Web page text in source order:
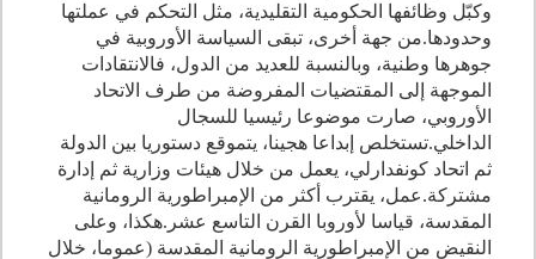
وكبّل وظائفها الحكومية التقليدية، مثل التحكم في عملتها
وحدودها.من جهة أخرى، تبقى السياسة الأوروبية في
جوهرها وطنية، وبالنسبة للعديد من الدول، فالانتقادات
الموجهة إلى المقتضيات المفروضة من طرف الاتحاد
الأوروبي، صارت موضوعا رئيسيا للسجال
الداخلي.تستخلص إبداعا هجينا، يتموقع دستوريا بين الدولة
ثم اتحاد كونفدارلي، يعمل من خلال هيئات وزارية ثم إدارة
مشتركة.عمل، يقترب أكثر من الإمبراطورية الرومانية
المقدسة، قياسا لأوروبا القرن التاسع عشر .هكذا، وعلى
النقيض من الإمبراطورية الرومانية المقدسة (عموما، خلال